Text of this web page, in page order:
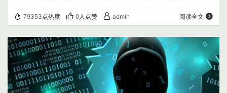
/etc/hosts，然后按a，编辑hosts文件 5、添加需要修改的
host 内容 6、按ESC退出编辑，再按两下大写的Z保存。
79353点热度 0人点赞 admin 阅读全文